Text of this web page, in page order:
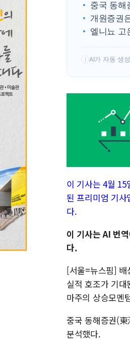
중국 동해
개원증권
엘니뇨 고
! AI가 자동 생
이 기사는 4월
된 프리미엄 기사
다.
이 기사는 AI 번
다.
[서울=뉴스핌] 배
실적 호조가 기
마주의 상승모멘
중국 동해증권(
분석했다.